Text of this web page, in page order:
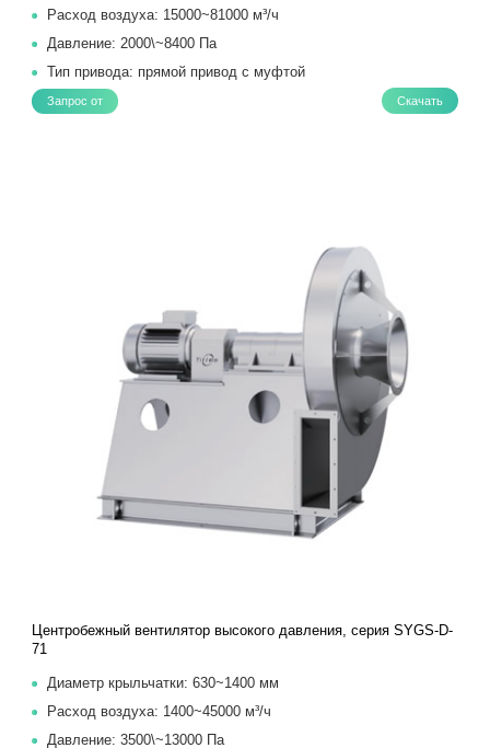
Расход воздуха: 15000~81000 м³/ч
Давление: 2000\~8400 Па
Тип привода: прямой привод с муфтой
Запрос от Скачать
Центробежный вентилятор высокого давления, серия SYGS-D-
71
Диаметр крыльчатки: 630~1400 мм
Расход воздуха: 1400~45000 м³/ч
Давление: 3500\~13000 Па